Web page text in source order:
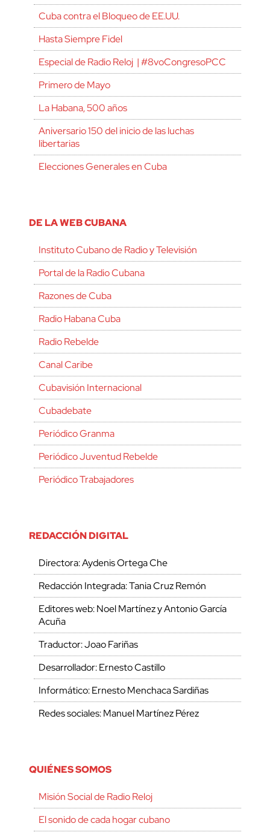
Cuba contra el Bloqueo de EE.UU.
Hasta Siempre Fidel
Especial de Radio Reloj | #8voCongresoPCC
Primero de Mayo
La Habana, 500 años
Aniversario 150 del inicio de las luchas
libertarias
Elecciones Generales en Cuba
DE LA WEB CUBANA
Instituto Cubano de Radio y Televisión
Portal de la Radio Cubana
Razones de Cuba
Radio Habana Cuba
Radio Rebelde
Canal Caribe
Cubavisión Internacional
Cubadebate
Periódico Granma
Periódico Juventud Rebelde
Periódico Trabajadores
REDACCIÓN DIGITAL
Directora: Aydenis Ortega Che
Redacción Integrada: Tania Cruz Remón
Editores web: Noel Martínez y Antonio García
Acuña
Traductor: Joao Fariñas
Desarrollador: Ernesto Castillo
Informático: Ernesto Menchaca Sardiñas
Redes sociales: Manuel Martínez Pérez
QUIÉNES SOMOS
Misión Social de Radio Reloj
El sonido de cada hogar cubano